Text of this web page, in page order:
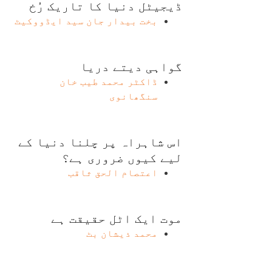
ڈیجیٹل دنیا کا تاریک رُخ
بخت بیدار جان سید ایڈووکیٹ
گواہی دیتے دریا
ڈاکٹر محمد طیب خان
سنگھانوی
اس شاہراہ پر چلنا دنیا کے
لیے کیوں ضروری ہے؟
اعتصام الحق ثاقب
موت ایک اٹل حقیقت ہے
محمد ذیشان بٹ